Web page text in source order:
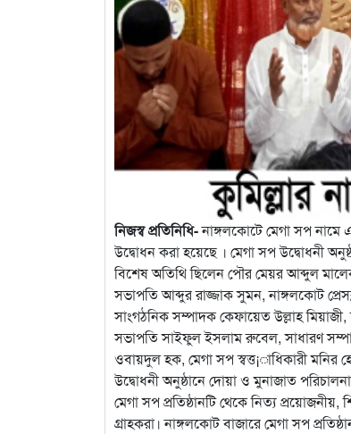
নিজস্ব প্রতিনিধি-নাঙ্গলকোটে মেগা সপ নামে
উদ্বোধন করা হয়েছে । মেগা সপ উদ্বোধনী
বিশেষ অতিথি ছিলেন পৌর মেয়র আব্দুল
সভাপতি আব্দুর রাজ্জাক সুমন, নাঙ্গলকোট
সাংগঠনিক সম্পাদক কেফায়েত উল্লাহ
সভাপতি সাইফুল ইসলাম রুবেল, সাধারণ
ওবায়দুল হক, মেগা সপ স্বত্ত¡াধিকারী মনির
উদ্বোধনী অনুষ্ঠানে দোয়া ও মুনাজাত
মেগা সপ প্রতিষ্ঠানটি থেকে নিত্য
গ্রাহকরা। নাঙ্গলকোট বাজারে মেগা সপ